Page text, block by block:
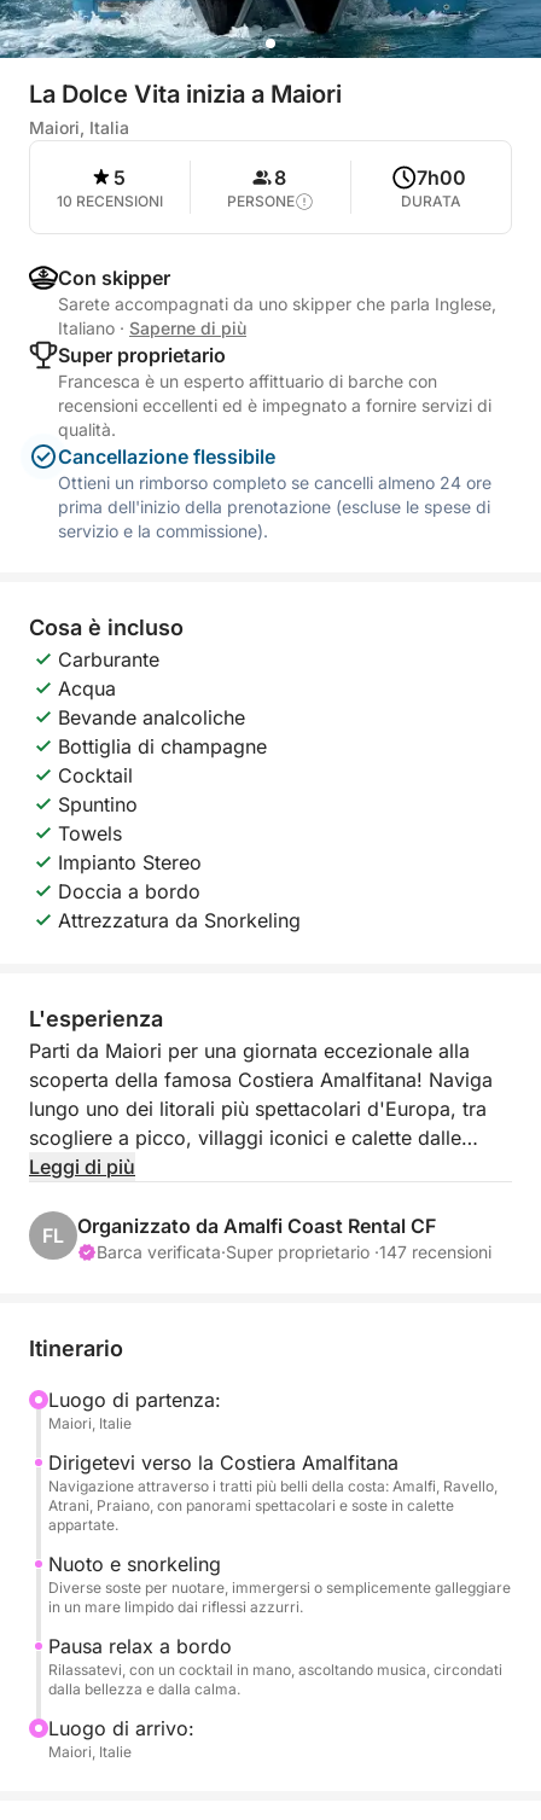
La Dolce Vita inizia a Maiori
Maiori, Italia
5
10 RECENSIONI
8
PERSONE
7h00
DURATA
Con skipper
Sarete accompagnati da uno skipper che parla Inglese,
Italiano · Saperne di più
Super proprietario
Francesca è un esperto affittuario di barche con
recensioni eccellenti ed è impegnato a fornire servizi di
qualità.
Cancellazione flessibile
Ottieni un rimborso completo se cancelli almeno 24 ore
prima dell'inizio della prenotazione (escluse le spese di
servizio e la commissione).
Cosa è incluso
Carburante
Acqua
Bevande analcoliche
Bottiglia di champagne
Cocktail
Spuntino
Towels
Impianto Stereo
Doccia a bordo
Attrezzatura da Snorkeling
L'esperienza
Parti da Maiori per una giornata eccezionale alla
scoperta della famosa Costiera Amalfitana! Naviga
lungo uno dei litorali più spettacolari d'Europa, tra
scogliere a picco, villaggi iconici e calette dalle
acque turchesi. Questa fuga al mare vi trasporterà
un'atmosfera chic e rilassata!
via mare. Potrai nuotare in punti segreti, ammirare
superficie, Amalfi il più popolare dei paesi costieri,
Conca dei Marini piccolo borgo di pescatori, Furore
dove si trova l'unico fiordo naturale del
Mediterraneo, Praiano e Positano la città romantica,
potrai assaporare il momento comodamente seduto
esplorare la costa in un modo diverso, senza folla o
stress.
Sarà possibile fare una sosta pranzo in un ristorante
raggiungibile direttamente dal mare con l'obiettivo di
scappare dal caos dei centri.
Leggi di più
FL Organizzato da Amalfi Coast Rental CF
Barca verificata·Super proprietario ·147 recensioni
Itinerario
Luogo di partenza:
Maiori, Italie
Dirigetevi verso la Costiera Amalfitana
Navigazione attraverso i tratti più belli della costa: Amalfi, Ravello,
Atrani, Praiano, con panorami spettacolari e soste in calette
appartate.
Nuoto e snorkeling
Diverse soste per nuotare, immergersi o semplicemente galleggiare
in un mare limpido dai riflessi azzurri.
Pausa relax a bordo
Rilassatevi, con un cocktail in mano, ascoltando musica, circondati
dalla bellezza e dalla calma.
Luogo di arrivo:
Maiori, Italie